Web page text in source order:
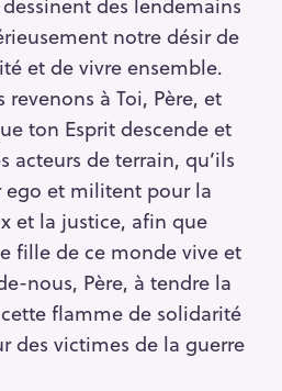
notre désir de
et de vivre ensemble.
à Toi, Père, et
ton Esprit descende et
acteurs de terrain, qu’ils
et militent pour la
et la justice, afin que
fille de ce monde vive et
nous, Père, à tendre la
flamme de solidarité
des victimes de la guerre